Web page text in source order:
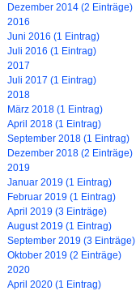
Dezember 2014 (2 Einträge)
2016
Juni 2016 (1 Eintrag)
Juli 2016 (1 Eintrag)
2017
Juli 2017 (1 Eintrag)
2018
März 2018 (1 Eintrag)
April 2018 (1 Eintrag)
September 2018 (1 Eintrag)
Dezember 2018 (2 Einträge)
2019
Januar 2019 (1 Eintrag)
Februar 2019 (1 Eintrag)
April 2019 (3 Einträge)
August 2019 (1 Eintrag)
September 2019 (3 Einträge)
Oktober 2019 (2 Einträge)
2020
April 2020 (1 Eintrag)